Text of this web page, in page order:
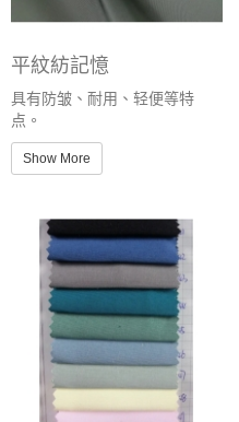
平紋紡記憶
具有防皱、耐用、轻便等特
点。
Show More